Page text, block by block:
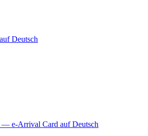
Deutsch
— e-Arrival Card auf Deutsch